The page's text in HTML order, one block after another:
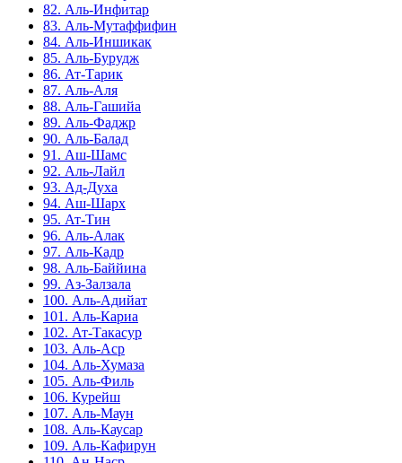
82. Аль-Инфитар
83. Аль-Мутаффифин
84. Аль-Иншикак
85. Аль-Бурудж
86. Ат-Тарик
87. Аль-Аля
88. Аль-Гашийа
89. Аль-Фаджр
90. Аль-Балад
91. Аш-Шамс
92. Аль-Лайл
93. Ад-Духа
94. Аш-Шарх
95. Ат-Тин
96. Аль-Алак
97. Аль-Кадр
98. Аль-Баййина
99. Аз-Залзала
100. Аль-Адийат
101. Аль-Кариа
102. Ат-Такасур
103. Аль-Аср
104. Аль-Хумаза
105. Аль-Филь
106. Курейш
107. Аль-Маун
108. Аль-Каусар
109. Аль-Кафирун